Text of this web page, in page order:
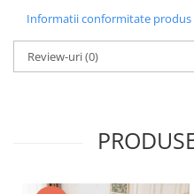
Informatii conformitate produs
Review-uri(0)